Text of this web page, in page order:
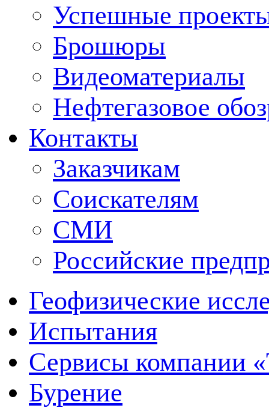
Успешные
Брошюры
Видеоматериалы
Нефтегазовое
Контакты
Заказчикам
Соискателям
СМИ
Российские
Геофизические
Испытания
Сервисы компании
Бурение